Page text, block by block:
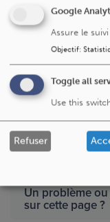
contrainte. Des
vue de chacun est
Contact
Pour toute
pouvez contacter le
Un problème
sur cette page ?
Google
Assure le
Objectif:
Toggle all
Use this
Refuser